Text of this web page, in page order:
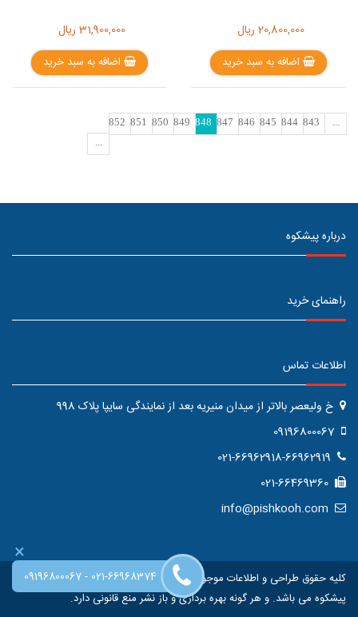
20,800,000 ریال
اضافه به سبد خرید
31,900,000 ریال
اضافه به سبد خرید
...
843
844
845
846
847
848
849
850
851
852
...
درباره پیشکوه
راهنمای خرید
اطلاعات تماس
خ ولیعصر بالاتر از میدان منیریه بعد از نمایندگی سایپا پلاک 998
کلیه حقوق طراحی و اطلاعات موجود در این سایت متعلق به فروشگاه اینترنتی
پیشکوه می باشد. و هر گونه بهره برداری و باز نشر منع قانونی دارد.
×
09196800067- 021-66968374